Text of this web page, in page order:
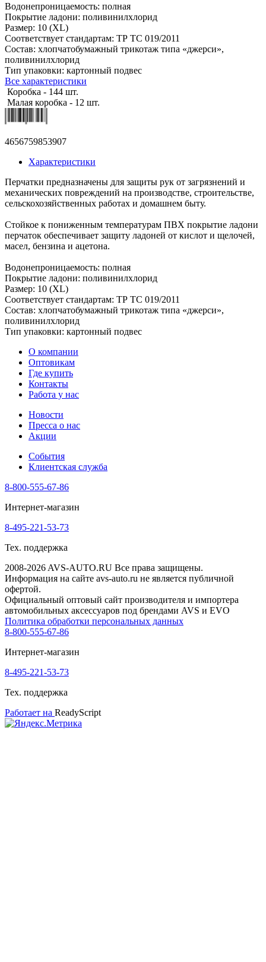
Водонепроницаемость: полная
Покрытие ладони: поливинилхлорид
Размер: 10 (XL)
Соответствует стандартам: ТР ТС 019/2011
Состав: хлопчатобумажный трикотаж типа «джерси»,
поливинилхлорид
Тип упаковки: картонный подвес
Все характеристики
Коробка - 144 шт.
Малая коробка - 12 шт.
4656759853907
Характеристики
Перчатки предназначены для защиты рук от загрязнений и
механических повреждений на производстве, строительстве,
сельскохозяйственных работах и домашнем быту.
Стойкое к пониженным температурам ПВХ покрытие ладони
перчаток обеспечивает защиту ладоней от кислот и щелочей,
масел, бензина и ацетона.
Водонепроницаемость: полная
Покрытие ладони: поливинилхлорид
Размер: 10 (XL)
Соответствует стандартам: ТР ТС 019/2011
Состав: хлопчатобумажный трикотаж типа «джерси»,
поливинилхлорид
Тип упаковки: картонный подвес
О компании
Оптовикам
Где купить
Контакты
Работа у нас
Новости
Пресса о нас
Акции
События
Клиентская служба
8-800-555-67-86
Интернет-магазин
8-495-221-53-73
Тех. поддержка
2008-2026 AVS-AUTO.RU Все права защищены.
Информация на сайте avs-auto.ru не является публичной
офертой.
Официальный оптовый сайт производителя и импортера
автомобильных аксессуаров под брендами AVS и EVO
Политика обработки персональных данных
8-800-555-67-86
Интернет-магазин
8-495-221-53-73
Тех. поддержка
Работает на ReadyScript